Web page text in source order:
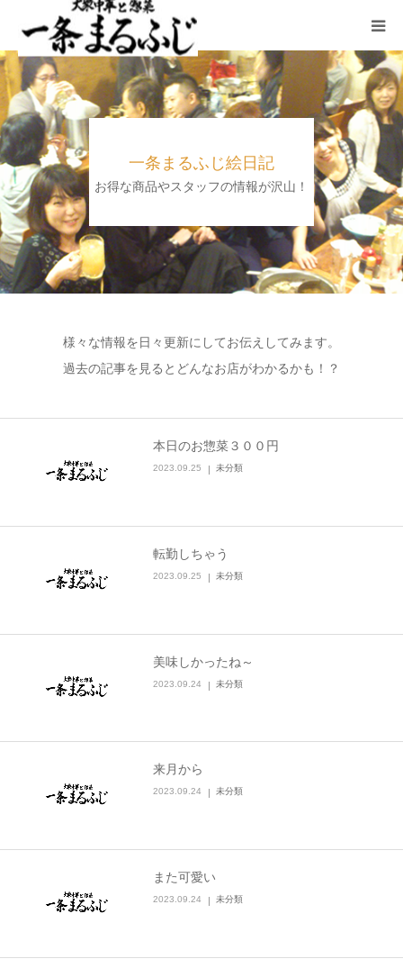
一条まるふじ絵日記
お得な商品やスタッフの情報が沢山！
様々な情報を日々更新にしてお伝えしてみます。
過去の記事を見るとどんなお店がわかるかも！？
本日のお惣菜３００円
2023.09.25 未分類
転勤しちゃう
2023.09.25 未分類
美味しかったね～
2023.09.24 未分類
来月から
2023.09.24 未分類
また可愛い
2023.09.24 未分類
HOME
まるふじ絵日記
夜メニュー
宴会
ランチ
採用情報